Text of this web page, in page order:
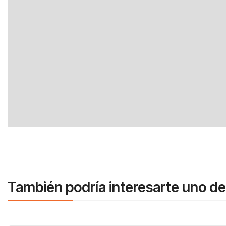
También podría interesarte uno